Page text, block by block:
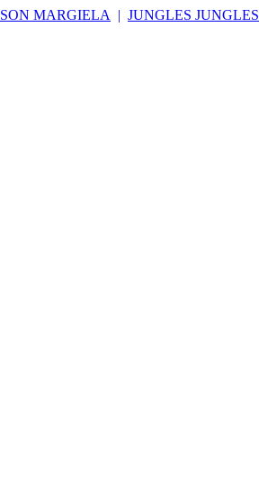
MARGIELA | JUNGLES JUNGLES